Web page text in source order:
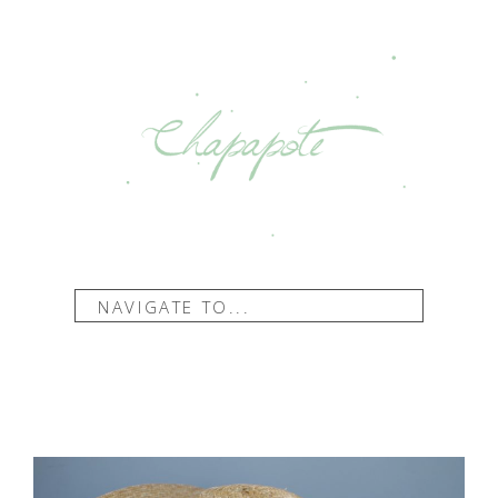
NAVIGATE TO...